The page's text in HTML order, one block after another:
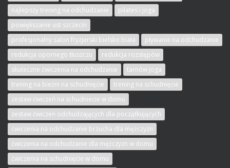
najlepszy trening na odchudzanie
pilates i joga
powiększanie ust szczecin
profesjonalny salon fryzjerski bielsko biała
pływanie na odchudzanie
redukcja opornego tłuszczu
redukcja rozstępów
skuteczne ćwiczenia na odchudzanie
tarnów joga
trening na bieżni na schudnięcie
trening na schudnięcie
zestaw ćwiczeń na schudniecie w domu
zestaw ćwiczeń odchudzających dla początkujących
ćwiczenia na odchudzanie brzucha dla mężczyzn
ćwiczenia na odchudzanie dla mężczyzn w domu
ćwiczenia na schudnięcie w domu